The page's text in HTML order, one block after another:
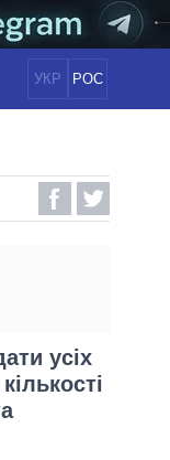
УКР РОС
усіх